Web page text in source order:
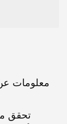
معلومات
تحقق